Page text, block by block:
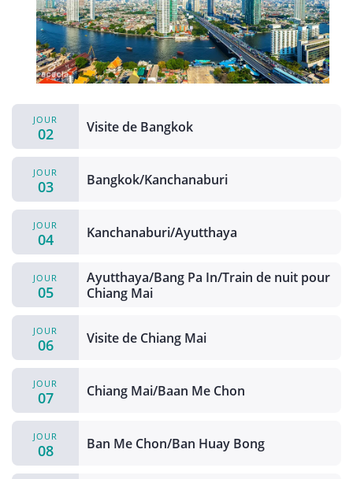
JOUR
02 Visite de Bangkok
JOUR
03 Bangkok/Kanchanaburi
JOUR
04 Kanchanaburi/Ayutthaya
JOUR
05
Ayutthaya/Bang Pa In/Train de nuit pour
Chiang Mai
JOUR
06 Visite de Chiang Mai
JOUR
07 Chiang Mai/Baan Me Chon
JOUR
08 Ban Me Chon/Ban Huay Bong